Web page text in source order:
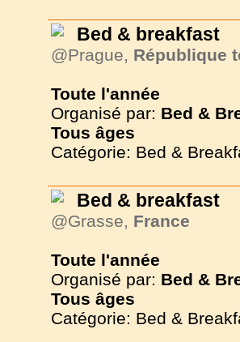
Bed & breakfast
@Prague, République
Toute l'année
Organisé par: Bed &
Tous âges
Catégorie: Bed &
Bed & breakfast
@Grasse, France
Toute l'année
Organisé par: Bed &
Tous âges
Catégorie: Bed &